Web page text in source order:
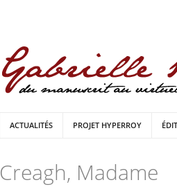
ACTUALITÉS PROJET HYPERROY
Creagh, Madame